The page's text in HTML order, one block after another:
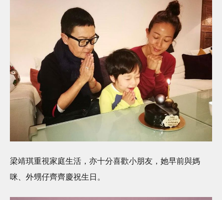
梁靖琪重視家庭生活，亦十分喜歡小朋友，她早前與媽
咪、外甥仔齊齊慶祝生日。